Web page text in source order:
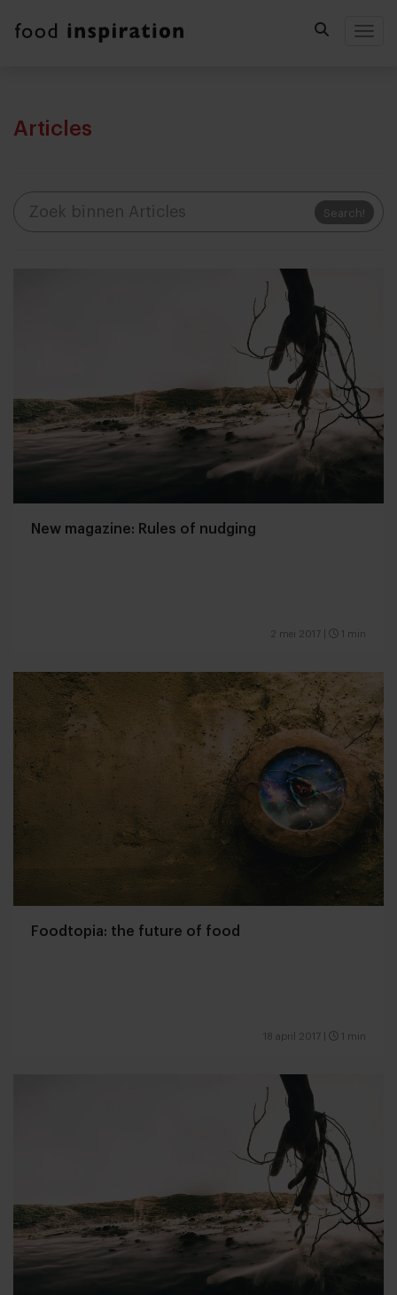
Articles
Search!
New magazine: Rules of nudging
2 mei 2017 1 min
Foodtopia: the future of food
18 april 2017 1 min